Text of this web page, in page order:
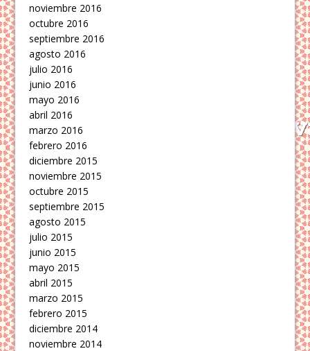
noviembre 2016
octubre 2016
septiembre 2016
agosto 2016
julio 2016
junio 2016
mayo 2016
abril 2016
marzo 2016
febrero 2016
diciembre 2015
noviembre 2015
octubre 2015
septiembre 2015
agosto 2015
julio 2015
junio 2015
mayo 2015
abril 2015
marzo 2015
febrero 2015
diciembre 2014
noviembre 2014